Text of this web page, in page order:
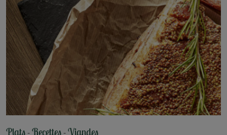
Plats-Recettes-Viandes